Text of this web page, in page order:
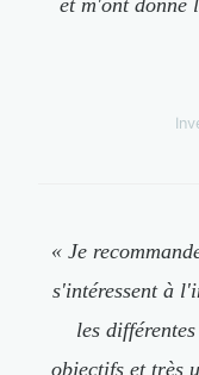
et m'ont donné
« Je
s'intéressent à
les
objectifs et très